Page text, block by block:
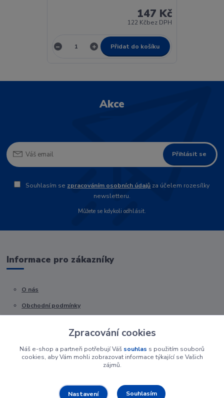
147 Kč
122 Kčbez DPH
Přidat do košíku
Akce
Přihlásit se
Souhlasím se zpracováním osobních údajů za účelem rozesílky
newsletteru.
Můžete se kdykoli odhlásit.
Informace pro zákazníky
O nás
Obchodní podmínky
Zpracování cookies
Náš e-shop a partneři potřebují Váš souhlas s použitím souborů
cookies, aby Vám mohli zobrazovat informace týkající se Vašich
zájmů.
Nastavení Souhlasím